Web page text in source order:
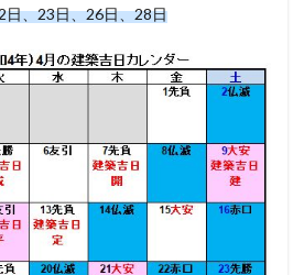
、23日、26日、28日